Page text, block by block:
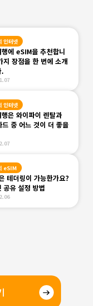
인터넷
에 eSIM을 추천합니
지 장점을 한 번에 소개
.
인터넷
은 와이파이 렌탈과
드 중 어느 것이 더 좋을
eSIM
테더링이 가능한가요?
공유 설정 방법